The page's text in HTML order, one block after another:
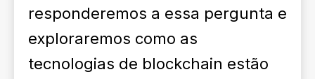
responderemos a essa pergunta e
exploraremos como as
tecnologias de blockchain estão